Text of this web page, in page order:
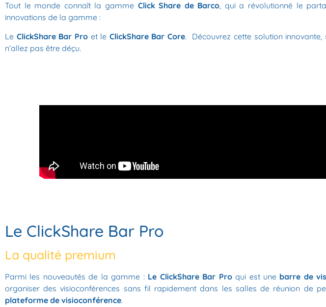
Tout le monde connaît la gamme Click Share de Barco, qui a révolutionné le
innovations de la gamme :
Le ClickShare Bar Proet le ClickShare Bar Core. Découvrez cette solution innovante,
n’allez pas être déçu.
Le ClickShare Bar Pro
La qualité premium
Parmi les nouveautés de la gamme : Le ClickShare Bar Proqui est unebarre de
organiser des visioconférences sans fil rapidement dans les salles de réunion de
plateforme de visioconférence.